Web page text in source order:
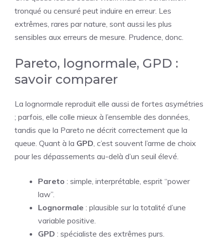
tronqué ou censuré peut induire en erreur. Les
extrêmes, rares par nature, sont aussi les plus
sensibles aux erreurs de mesure. Prudence, donc.
Pareto, lognormale, GPD :
savoir comparer
La lognormale reproduit elle aussi de fortes asymétries
; parfois, elle colle mieux à l’ensemble des données,
tandis que la Pareto ne décrit correctement que la
queue. Quant à la GPD , c’est souvent l’arme de choix
pour les dépassements au-delà d’un seuil élevé.
Pareto : simple, interprétable, esprit “power
law”.
Lognormale : plausible sur la totalité d’une
variable positive.
GPD : spécialiste des extrêmes purs.